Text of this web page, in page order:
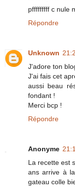
pfffffffff c nule
Répondre
Unknown
J'adore ton
J'ai fais cet
aussi beau
fondant !
Merci bcp !
Répondre
Anonyme
La recette est
ans arrive à
gateau colle